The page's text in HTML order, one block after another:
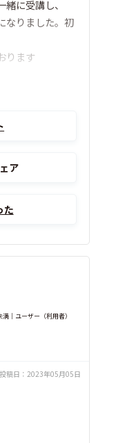
に受講し、
なりました。初
ります
ア
た
｜ユーザー（利用者）
投稿日： 2023年05月05日